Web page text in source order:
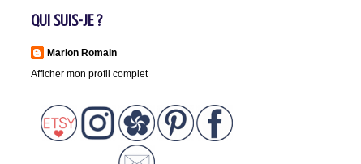
QUI SUIS-JE ?
Marion Romain
Afficher mon profil complet